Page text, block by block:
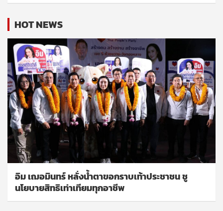
HOT NEWS
อิม เฌอมินทร์ หลั่งน้ำตาขอกราบเท้าประชาชน ชู
นโยบายสิทธิเท่าเทียมทุกอาชีพ